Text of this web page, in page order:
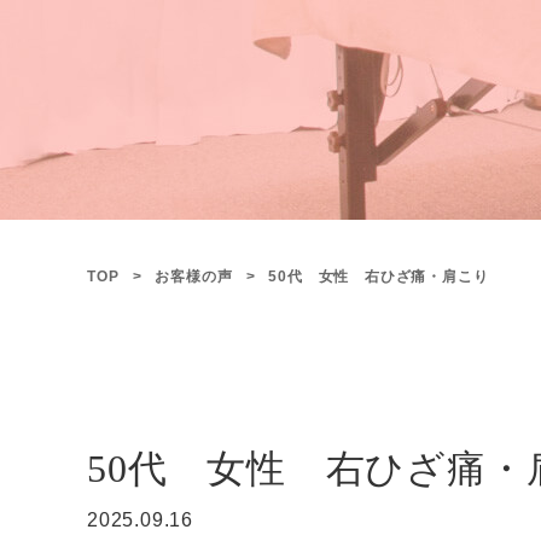
TOP お客様の声 50代 女性 右ひざ痛・肩こり
50代 女性 右ひざ痛・
2025.09.16